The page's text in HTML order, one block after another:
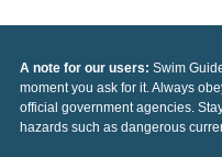
A note for our users: Swim
moment you ask for it. Always
official government agencies.
hazards such as dangerous